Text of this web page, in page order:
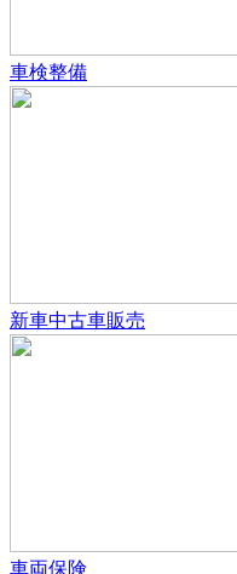
車検整備
新車中古車販売
車両保険